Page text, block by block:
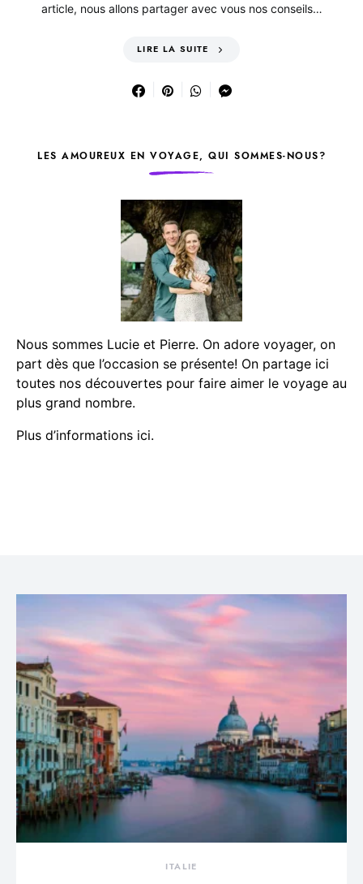
article, nous allons partager avec vous nos conseils…
LIRE LA SUITE
LES AMOUREUX EN VOYAGE, QUI SOMMES-NOUS?
Nous sommes Lucie et Pierre. On adore voyager, on
part dès que l’occasion se présente! On partage ici
toutes nos découvertes pour faire aimer le voyage au
plus grand nombre.
Plus d’informations ici.
ITALIE